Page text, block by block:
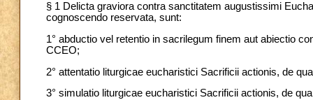
§ 1 Delicta graviora contra sanctitatem augustissimi
cognoscendo reservata, sunt:
1° abductio vel retentio in sacrilegum finem aut abiectio
CCEO;
2° attentatio liturgicae eucharistici Sacrificii actionis, de
3° simulatio liturgicae eucharistici Sacrificii actionis, de